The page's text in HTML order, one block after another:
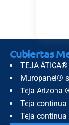
Cubiertas
TEJA
Muropanel®
Teja Arizona
Teja
Teja continua